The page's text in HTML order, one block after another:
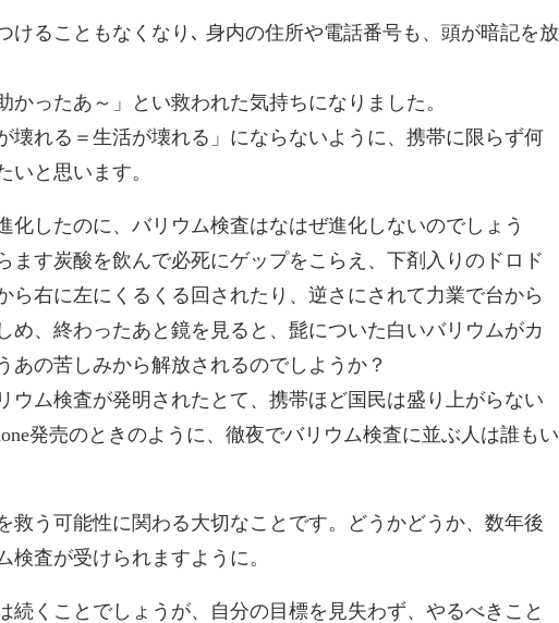
けることもなくなり､ 身内の住所や電話番号も、頭が暗記を放
かったあ～」とい救われた気持ちになりました。
壊れる＝生活が壊れる」にならないように、携帯に限らず何
いと思います。
化したのに、バリウム検査はなはぜ進化しないのでしょう
す炭酸を飲んで必死にゲップをこらえ、下剤入りのドロド
ら右に左にくるくる回されたり、逆さにされて力業で台から
め、終わったあと鏡を見ると、髭についた白いバリウムがカ
あの苦しみから解放されるのでしようか？
ウム検査が発明されたとて、携帯ほど国民は盛り上がらない
発売のときのように、徹夜でバリウム検査に並ぶ人は誰もい
救う可能性に関わる大切なことです。どうかどうか、数年後
査が受けられますように。
続くことでしょうが、自分の目標を見失わず、やるべきこと